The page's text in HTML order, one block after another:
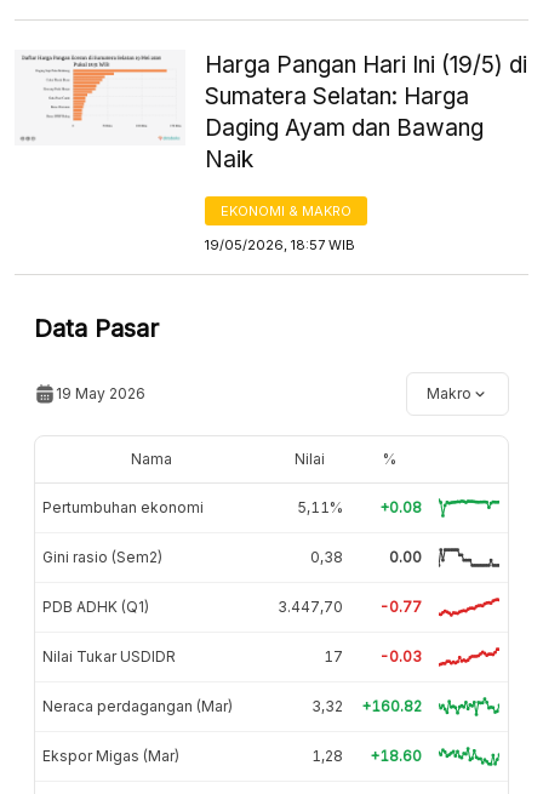
Harga Pangan Hari Ini (19/5) di
Sumatera Selatan: Harga
Daging Ayam dan Bawang
Naik
EKONOMI & MAKRO
19/05/2026, 18:57 WIB
Data Pasar
19 May 2026 Makro
Nama Nilai %
Pertumbuhan ekonomi 5,11% +0.08
Gini rasio (Sem2) 0,38 0.00
PDB ADHK (Q1) 3.447,70 -0.77
Nilai Tukar USDIDR 17 -0.03
Neraca perdagangan (Mar) 3,32 +160.82
Ekspor Migas (Mar) 1,28 +18.60